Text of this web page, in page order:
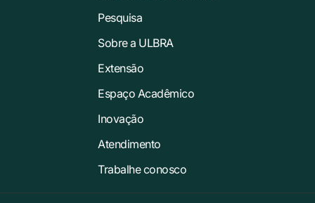
Pesquisa
Sobre a ULBRA
Extensão
Espaço Acadêmico
Inovação
Atendimento
Trabalhe conosco